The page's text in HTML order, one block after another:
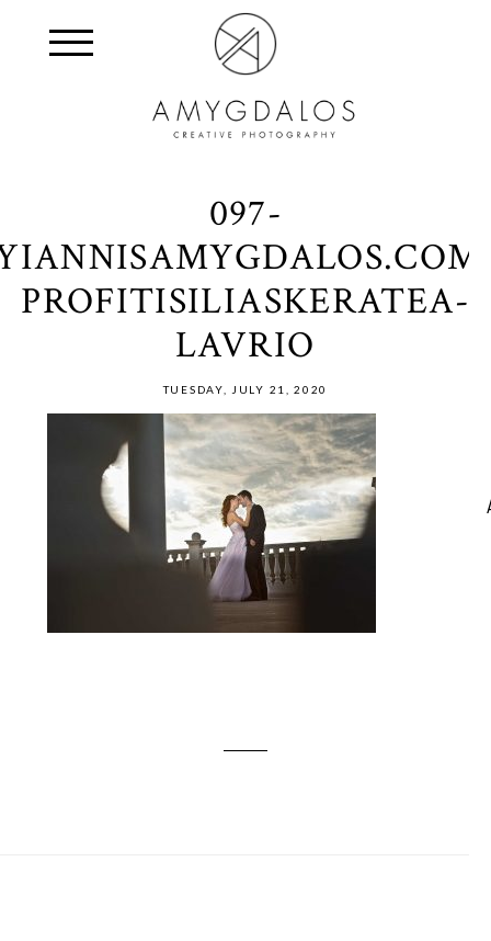
097-
PROFITISILIASKERATEA-
LAVRIO
TUESDAY, JULY 21, 2020